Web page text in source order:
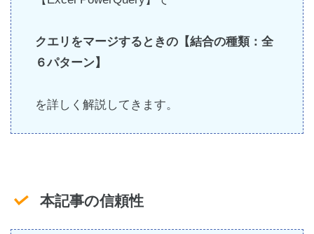
クエリをマージするときの【結合の種類：全
６パターン】
を詳しく解説してきます。
本記事の信頼性